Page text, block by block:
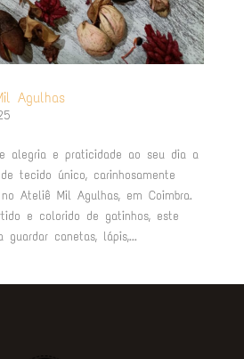
Agulhas
alegria e praticidade ao seu dia a
tecido único, carinhosamente
Ateliê Mil Agulhas, em Coimbra.
e colorido de gatinhos, este
canetas, lápis,...